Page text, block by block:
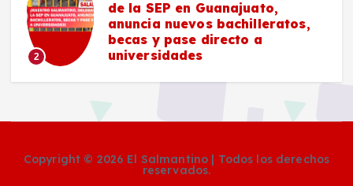
2
de la SEP en Guanajuato,
anuncia nuevos bachilleratos,
becas y pase directo a
universidades
Copyright © 2026 El Salmantino | Todos los derechos
reservados.